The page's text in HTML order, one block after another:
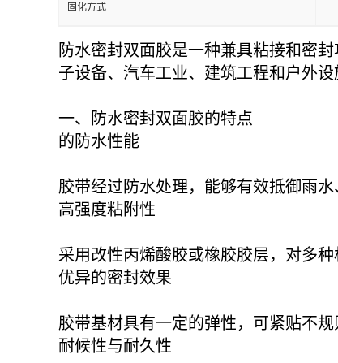
固化方式
防水密封双面胶是一种兼具粘接和密
子设备、汽车工业、建筑工程和户外
一、防水密封双面胶的特点
的防水性能
胶带经过防水处理，能够有效抵御雨
高强度粘附性
采用改性丙烯酸胶或橡胶胶层，对多
优异的密封效果
胶带基材具有一定的弹性，可紧贴不
耐候性与耐久性